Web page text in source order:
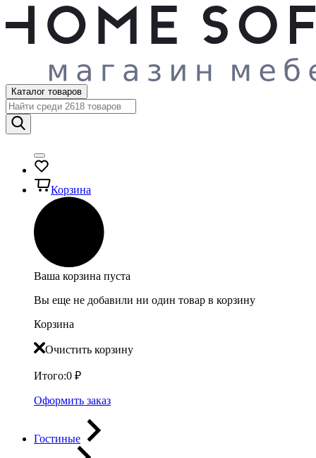
Каталог товаров
Корзина
Ваша корзина пуста
Вы еще не добавили ни один товар в корзину
Корзина
Очистить корзину
Итого:0 ₽
Оформить заказ
Гостиные